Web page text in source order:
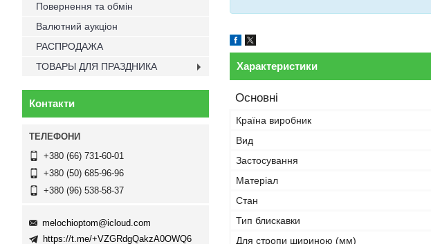
Характеристики
Основні
Країна виробник
Вид
Застосування
Матеріал
Стан
Тип блискавки
Для стропи шириною (мм)
Повернення та обмін
Валютний аукціон
РАСПРОДАЖА
ТОВАРЫ ДЛЯ ПРАЗДНИКА
Контакти
+380 (66) 731-60-01
+380 (50) 685-96-96
+380 (96) 538-58-37
melochioptom@icloud.com
https://t.me/+VZGRdgQakzA0OWQ6